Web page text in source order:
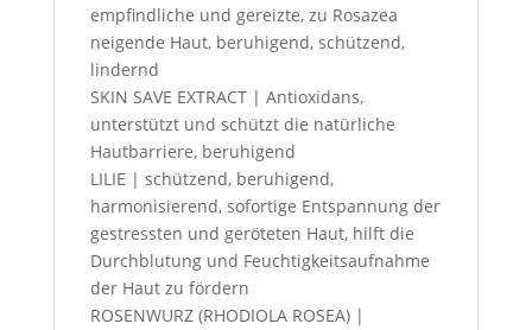
empfindliche und gereizte, zu Rosazea
neigende Haut, beruhigend, schützend,
lindernd
SKIN SAVE EXTRACT | Antioxidans,
unterstützt und schützt die natürliche
Hautbarriere, beruhigend
LILIE | schützend, beruhigend,
harmonisierend, sofortige Entspannung der
gestressten und geröteten Haut, hilft die
Durchblutung und Feuchtigkeitsaufnahme
der Haut zu fördern
ROSENWURZ (RHODIOLA ROSEA) |